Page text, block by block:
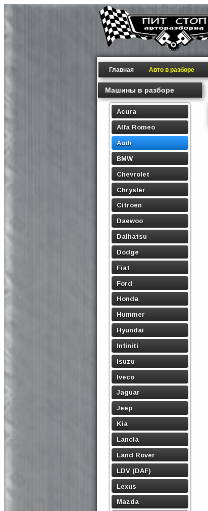
Главная Авто в разборе
Машины в разборе
Acura
Alfa Romeo
Audi
BMW
Chevrolet
Chrysler
Citroen
Daewoo
Daihatsu
Dodge
Fiat
Ford
Honda
Hummer
Hyundai
Infiniti
Isuzu
Iveco
Jaguar
Jeep
Kia
Lancia
Land Rover
LDV (DAF)
Lexus
Mazda